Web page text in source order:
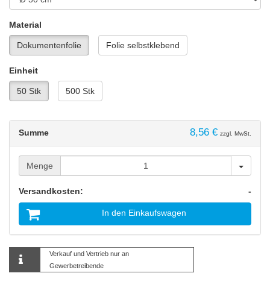
Material
Dokumentenfolie Folie selbstklebend
Einheit
50 Stk 500 Stk
Summe 8,56 € zzgl. MwSt.
Menge Menge
Versandkosten: -
In den Einkaufswagen
Verkauf und Vertrieb nur an
Gewerbetreibende